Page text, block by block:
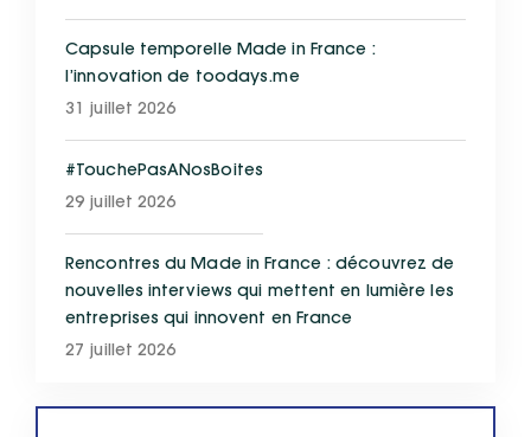
Capsule temporelle Made in France :
l’innovation de toodays.me
31 juillet 2026
#TouchePasANosBoites
29 juillet 2026
Rencontres du Made in France : découvrez de
nouvelles interviews qui mettent en lumière les
entreprises qui innovent en France
27 juillet 2026